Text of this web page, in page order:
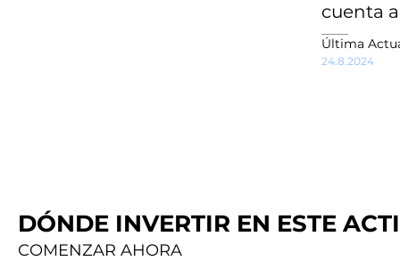
cuenta
Última
24.8.2024
DÓNDE INVERTIR EN ESTE
COMENZAR AHORA